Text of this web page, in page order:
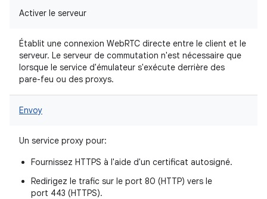
Activer le serveur
Établit une connexion WebRTC directe entre le client et le
serveur. Le serveur de commutation n'est nécessaire que
lorsque le service d'émulateur s'exécute derrière des
pare-feu ou des proxys.
Envoy
Un service proxy pour:
Fournissez HTTPS à l'aide d'un certificat autosigné.
Redirigez le trafic sur le port 80 (HTTP) vers le
port 443 (HTTPS).